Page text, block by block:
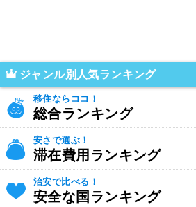
ジャンル別人気ランキング
移住ならココ！
総合ランキング
安さで選ぶ！
滞在費用ランキング
治安で比べる！
安全な国ランキング